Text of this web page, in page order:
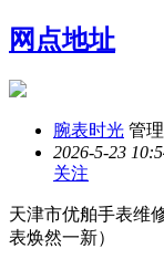
网点地址
腕表时光 管
2026-5-23
关注
天津市优舶手表维
表焕然一新）